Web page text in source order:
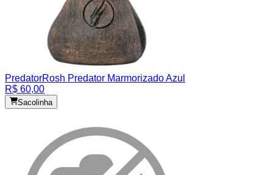
PredatorRosh Predator Marmorizado Azul
R$ 60,00
Sacolinha